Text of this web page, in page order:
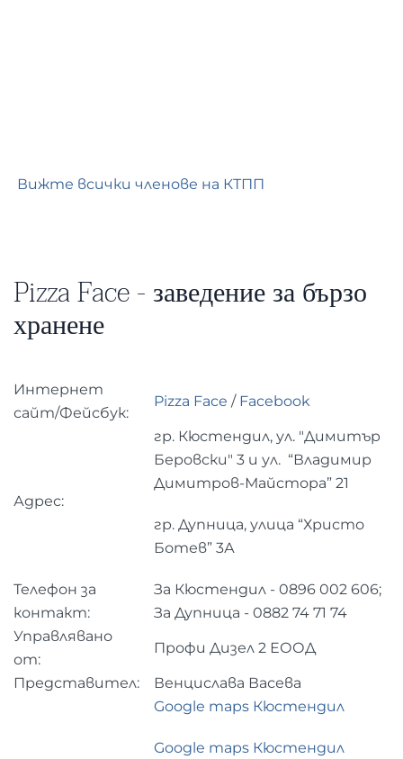
Вижте всички членове на КТПП
Pizza Face - заведение за бързо
хранене
Интернет
сайт/Фейсбук:
Pizza Face / Facebook
Адрес:
гр. Кюстендил, ул. "Димитър
Беровски" 3 и ул. “Владимир
Димитров-Майстора” 21
гр. Дупница, улица “Христо
Ботев” 3А
Телефон за
контакт:
За Кюстендил - 0896 002 606;
За Дупница - 0882 74 71 74
Управлявано
от:
Профи Дизел 2 ЕООД
Представител: Венцислава Васева
Google maps Кюстендил
Google maps Кюстендил